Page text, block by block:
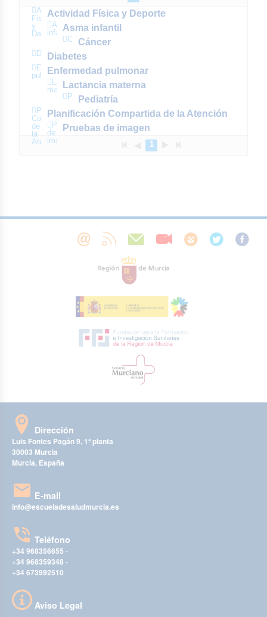
Actividad
Física
y
Deporte
Actividad Física y Deporte
Asma
infantilAsma infantil
Cáncer
Cáncer
Diabetes
Diabetes
Enfermedad
pulmonarEnfermedad pulmonar
Lactancia
maternaLactancia materna
Pediatría
Pediatría
Planificación
Compartida
de
la
Atención
Planificación Compartida de la Atención
Pruebas
de
imagen
Pruebas de imagen
1
Dirección
Luis Fontes Pagán 9, 1ª planta
30003 Murcia
Murcia, España
E-mail
info@escueladesaludmurcia.es
Teléfono
+34 968356655 -
+34 968359348 -
+34 673992510
Aviso Legal